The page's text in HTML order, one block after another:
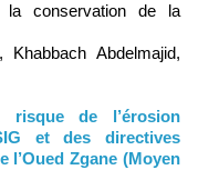
la conservation de la
Abdelmajid,
risque de l’érosion
et des directives
l’Oued Zgane (Moyen